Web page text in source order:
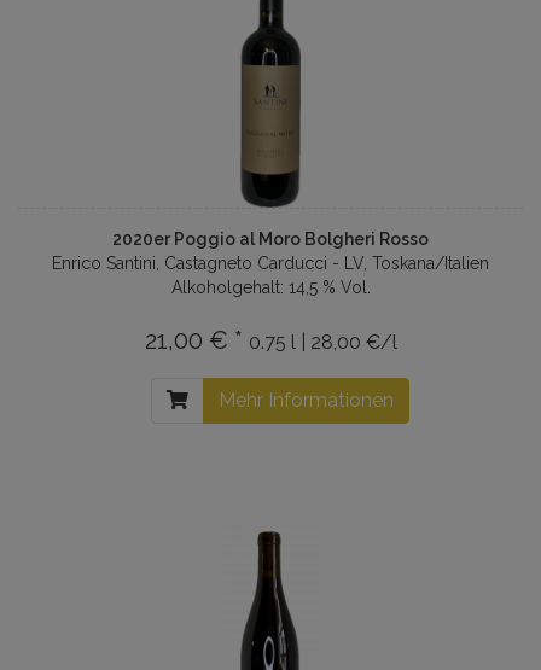
2020er Poggio al Moro Bolgheri Rosso
Enrico Santini, Castagneto Carducci - LV, Toskana/Italien
Alkoholgehalt: 14,5 % Vol.
21,00 € * 0.75 l | 28,00 €/l
Mehr Informationen